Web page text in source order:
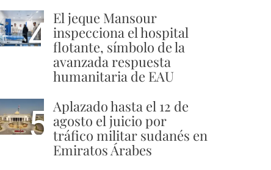
4 El jeque Mansour
inspecciona el hospital
flotante, símbolo de la
avanzada respuesta
humanitaria de EAU
5 Aplazado hasta el 12 de
agosto el juicio por
tráfico militar sudanés en
Emiratos Árabes